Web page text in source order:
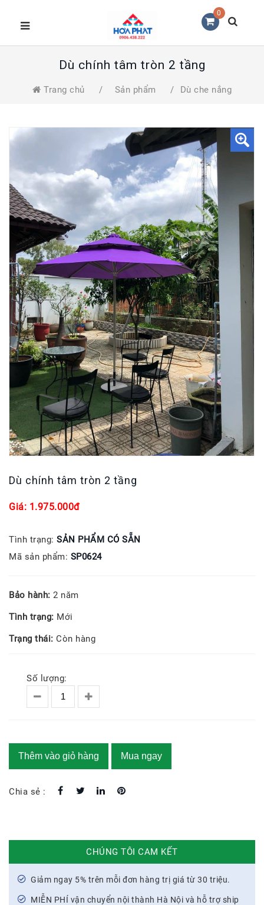
0
Dù chính tâm tròn 2 tầng
Trang chủ / Sản phẩm / Dù che nắng
Dù chính tâm tròn 2 tầng
Giá: 1.975.000đ
Tình trạng: SẢN PHẨM CÓ SẴN
Mã sản phẩm: SP0624
Bảo hành: 2 năm
Tình trạng: Mới
Trạng thái: Còn hàng
Số lượng:
Thêm vào giỏ hàng Mua ngay
Chia sẻ :
CHÚNG TÔI CAM KẾT
Giảm ngay 5% trên mỗi đơn hàng trị giá từ 30 triệu.
MIỄN PHÍ vận chuyển nội thành Hà Nội và hỗ trợ ship